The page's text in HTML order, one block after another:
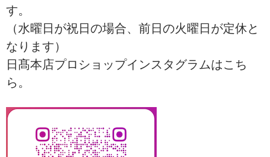
す。
（水曜日が祝日の場合、前日の火曜日が定休と
なります）
日髙本店プロショップインスタグラムはこち
ら。